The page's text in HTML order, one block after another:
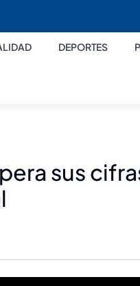
DEPORTES
sus